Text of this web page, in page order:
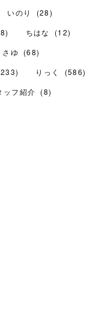
いのり (28)
8) ちはな (12)
さゆ (68)
233) りっく (586)
ッフ紹介 (8)